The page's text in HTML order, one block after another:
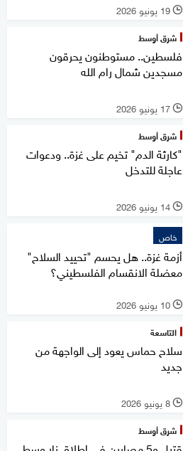
l 19 يونيو 2026
شرق أوسط
فلسطين.. مستوطنون يحرقون
مسجدين شمال رام الله
l 17 يونيو 2026
شرق أوسط
"كارثة الدم" تخيم على غزة.. ودعوات
عاجلة للتدخل
l 14 يونيو 2026
خاص
أزمة غزة.. هل يحسم "تحييد السلاح"
معضلة الانقسام الفلسطيني؟
l 10 يونيو 2026
التاسعة
سلاح حماس يعود إلى الواجهة من
جديد
l 8 يونيو 2026
شرق أوسط